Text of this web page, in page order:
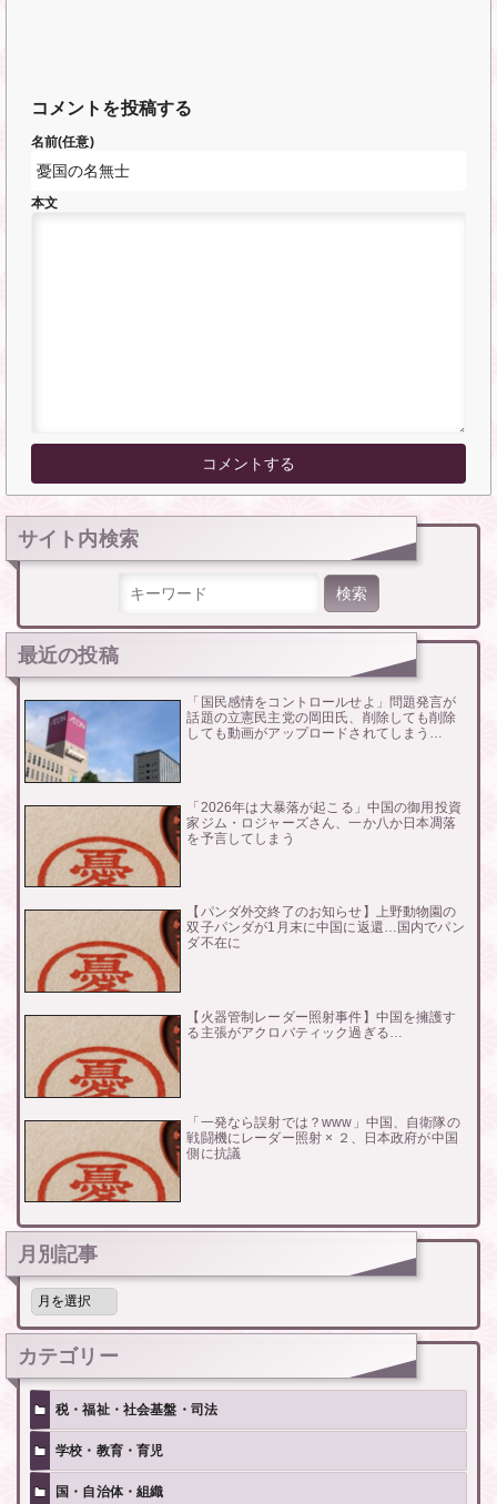
コメントを投稿する
名前(任意)
本文
サイト内検索
最近の投稿
「国民感情をコントロールせよ」問題発言が
話題の立憲民主党の岡田氏、削除しても削除
しても動画がアップロードされてしまう…
「2026年は大暴落が起こる」中国の御用投資
家ジム・ロジャーズさん、一か八か日本凋落
を予言してしまう
【パンダ外交終了のお知らせ】上野動物園の
双子パンダが1月末に中国に返還…国内でパン
ダ不在に
【火器管制レーダー照射事件】中国を擁護す
る主張がアクロバティック過ぎる…
「一発なら誤射では？www」中国、自衛隊の
戦闘機にレーダー照射 × ２、日本政府が中国
側に抗議
月別記事
月
記
事
カテゴリー
税・福祉・社会基盤・司法
学校・教育・育児
国・自治体・組織